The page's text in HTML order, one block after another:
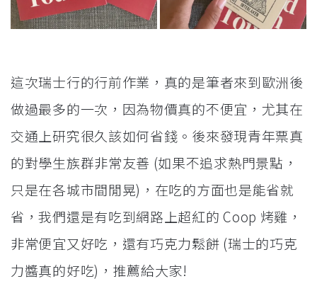
這次瑞士行的行前作業，真的是筆者來到歐洲後
做過最多的一次，因為物價真的不便宜，尤其在
交通上研究很久該如何省錢。後來發現青年票真
的對學生族群非常友善 (如果不追求熱門景點，
只是在各城市間閒晃)，在吃的方面也是能省就
省，我們還是有吃到網路上超紅的 Coop 烤雞，
非常便宜又好吃，還有巧克力鬆餅 (瑞士的巧克
力醬真的好吃)，推薦給大家!